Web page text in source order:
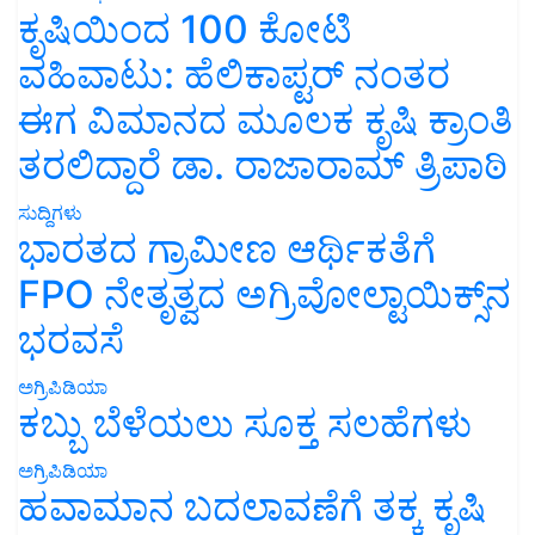
ಕೃಷಿಯಿಂದ 100 ಕೋಟಿ
ವಹಿವಾಟು: ಹೆಲಿಕಾಪ್ಟರ್ ನಂತರ
ಈಗ ವಿಮಾನದ ಮೂಲಕ ಕೃಷಿ ಕ್ರಾಂತಿ
ತರಲಿದ್ದಾರೆ ಡಾ. ರಾಜಾರಾಮ್ ತ್ರಿಪಾಠಿ
ಸುದ್ದಿಗಳು
ಭಾರತದ ಗ್ರಾಮೀಣ ಆರ್ಥಿಕತೆಗೆ
FPO ನೇತೃತ್ವದ ಅಗ್ರಿವೋಲ್ಟಾಯಿಕ್ಸ್‌ನ
ಭರವಸೆ
ಅಗ್ರಿಪಿಡಿಯಾ
ಕಬ್ಬು ಬೆಳೆಯಲು ಸೂಕ್ತ ಸಲಹೆಗಳು
ಅಗ್ರಿಪಿಡಿಯಾ
ಹವಾಮಾನ ಬದಲಾವಣೆಗೆ ತಕ್ಕ ಕೃಷಿ